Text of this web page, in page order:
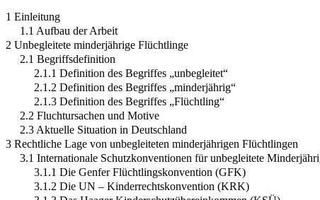
1 Einleitung
1.1 Aufbau der Arbeit
2 Unbegleitete minderjährige Flüchtlinge
2.1 Begriffsdefinition
2.1.1 Definition des Begriffes „unbegleitet“
2.1.2 Definition des Begriffes „minderjährig“
2.1.3 Definition des Begriffes „Flüchtling“
2.2 Fluchtursachen und Motive
2.3 Aktuelle Situation in Deutschland
3 Rechtliche Lage von unbegleiteten minderjährigen Flüchtlingen
3.1 Internationale Schutzkonventionen für unbegleitete
3.1.1 Die Genfer Flüchtlingskonvention (GFK)
3.1.2 Die UN – Kinderrechtskonvention (KRK)